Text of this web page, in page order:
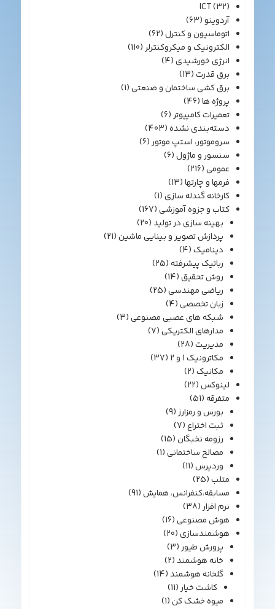
ICT(32)
آردوینو(63)
اتوماسیون و کنترل(62)
الکترونیک و میکروکنترلر(110)
انرژی خورشیدی(4)
برق قدرت(13)
برق کشی ساختمان و صنعتی(1)
پروژه ها(46)
تعمیرات کامپیوتر(6)
دسته‌بندی نشده(403)
سروموتور، استپ موتور(6)
سنسور و ماژول(6)
عمومی(216)
فرمها و چارتها(13)
کارخانه گندله سازی(1)
کتاب و جزوه آموزشی(167)
بهینه سازی در تولید(20)
پردازش تصویر و بینایی ماشین(21)
دینامیک(4)
رباتیک پیشرفته(25)
روش تحقیق(14)
ریاضی مهندسی(25)
زبان تخصصی(4)
شبکه های عصبی مصنوعی(3)
مدارهای الکتریکی(7)
مدیریت(28)
مکاترونیک 1 و 2
(37)
مکانیک(2)
لینوکس(22)
متفرقه(51)
بورس و رمزارز(9)
ثبت اختراع(7)
رزومه نخبگان(15)
مصالح ساختمانی(1)
وردپرس(11)
متلب(25)
مسابقه،کنفرانس، همایش(91)
نرم افزار(38)
هوش مصنوعی(16)
هوشمندسازی(20)
پرورش طیور(3)
خانه هوشمند(2)
گلخانه هوشمند(14)
کاشت خیار(11)
میوه خشک کن(1)